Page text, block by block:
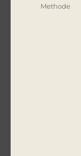
Schlagwörter
Methode